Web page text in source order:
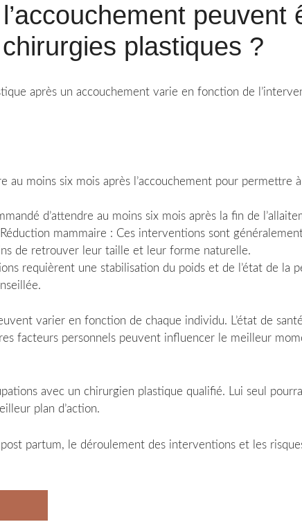
peuvent
plastiques ?
après un accouchement varie en fonction de
au moins six mois après l’accouchement pour permettre
d’attendre au moins six mois après la fin de
mammaire : Ces interventions sont
de retrouver leur taille et leur forme naturelle.
requièrent une stabilisation du poids et de l’état de la
varier en fonction de chaque individu. L’état de
facteurs personnels peuvent influencer le meilleur
avec un chirurgien plastique qualifié. Lui seul
plan d’action.
partum, le déroulement des interventions et les